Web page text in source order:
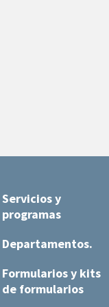
Servicios y
programas
Departamentos.
Formularios y kits
de formularios